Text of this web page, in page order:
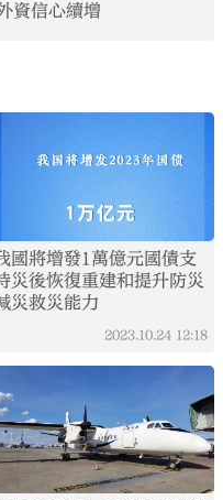
資信心續增
國將增發1萬億元國債支
災後恢復重建和提升防災
災救災能力
2023.10.24 12:18